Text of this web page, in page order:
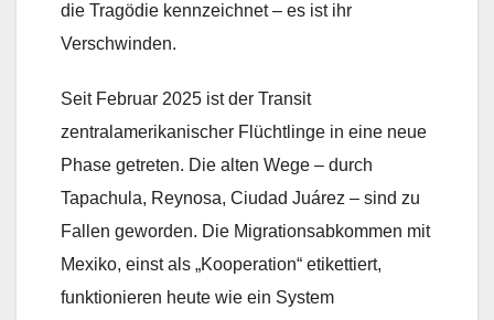
die Tragödie kennzeichnet – es ist ihr
Verschwinden.
Seit Februar 2025 ist der Transit
zentralamerikanischer Flüchtlinge in eine neue
Phase getreten. Die alten Wege – durch
Tapachula, Reynosa, Ciudad Juárez – sind zu
Fallen geworden. Die Migrationsabkommen mit
Mexiko, einst als „Kooperation“ etikettiert,
funktionieren heute wie ein System